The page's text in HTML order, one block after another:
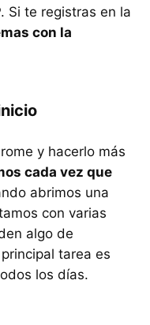
Si te registras en la
con la
y hacerlo más
cada vez que
abrimos una
con varias
algo de
tarea es
los días.